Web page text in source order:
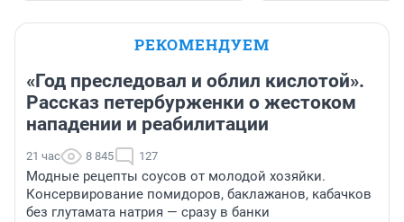
РЕКОМЕНДУЕМ
«Год преследовал и облил кислотой».
Рассказ петербурженки о жестоком
нападении и реабилитации
21 час 8 845 127
Модные рецепты соусов от молодой хозяйки.
Консервирование помидоров, баклажанов, кабачков
без глутамата натрия — сразу в банки